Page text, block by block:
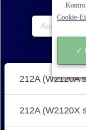
212A (W2120A
212A (W2120X
Cookie-
✓